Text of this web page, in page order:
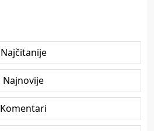
Najčitanije
Najnovije
Komentari